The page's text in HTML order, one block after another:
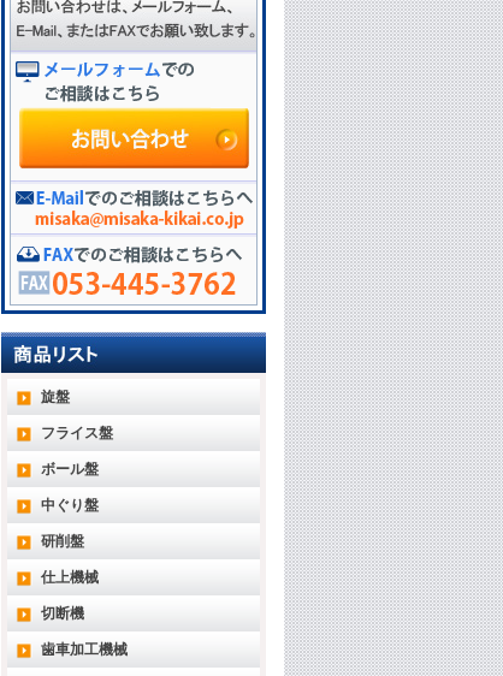
旋盤
フライス盤
ボール盤
中ぐり盤
研削盤
仕上機械
切断機
歯車加工機械